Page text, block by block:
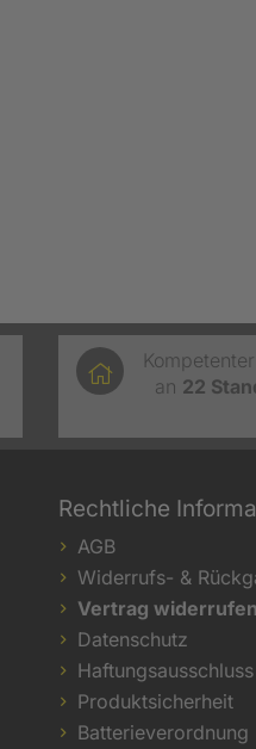
an 22
Rechtliche
AGB
Widerrufs- &
Vertrag widerrufen
Datenschutz
Haftungsausschluss
Produktsicherheit
Batterieverordnung